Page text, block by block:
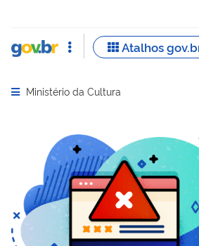
Abrir menu principal de navegação
Ministério da Cultura